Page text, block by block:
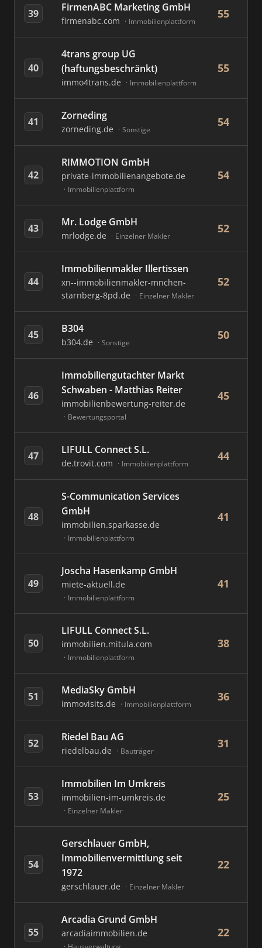
39 FirmenABC Marketing GmbH
firmenabc.com Immobilienplattform
55
40
4trans group UG
(haftungsbeschränkt)
immo4trans.de Immobilienplattform
55
41 Zorneding
zorneding.de Sonstige
54
42
RIMMOTION GmbH
private-immobilienangebote.de
Immobilienplattform
54
43 Mr. Lodge GmbH
mrlodge.de Einzelner Makler
52
44
Immobilienmakler Illertissen
xn--immobilienmakler-mnchen-
starnberg-8pd.de
Einzelner Makler
52
45 B304
b304.de Sonstige
50
46
Immobiliengutachter Markt
Schwaben - Matthias Reiter
immobilienbewertung-reiter.de
Bewertungsportal
45
47 LIFULL Connect S.L.
de.trovit.com Immobilienplattform
44
48
S-Communication Services
GmbH
immobilien.sparkasse.de
Immobilienplattform
41
49
Joscha Hasenkamp GmbH
miete-aktuell.de
Immobilienplattform
41
50
LIFULL Connect S.L.
immobilien.mitula.com
Immobilienplattform
38
51 MediaSky GmbH
immovisits.de Immobilienplattform
36
52 Riedel Bau AG
riedelbau.de Bauträger
31
53
Immobilien Im Umkreis
immobilien-im-umkreis.de
Einzelner Makler
25
54
Gerschlauer GmbH,
Immobilienvermittlung seit
1972
gerschlauer.de Einzelner Makler
22
55
Arcadia Grund GmbH
arcadiaimmobilien.de 22